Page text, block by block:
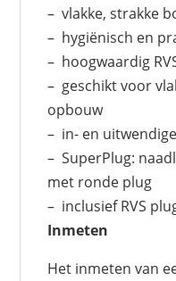
– vlakke, strakke
– hygiënisch en
– hoogwaardig
– geschikt voor
opbouw
– in- en
– SuperPlug:
met ronde plug
– inclusief RVS
Inmeten
Het inmeten van